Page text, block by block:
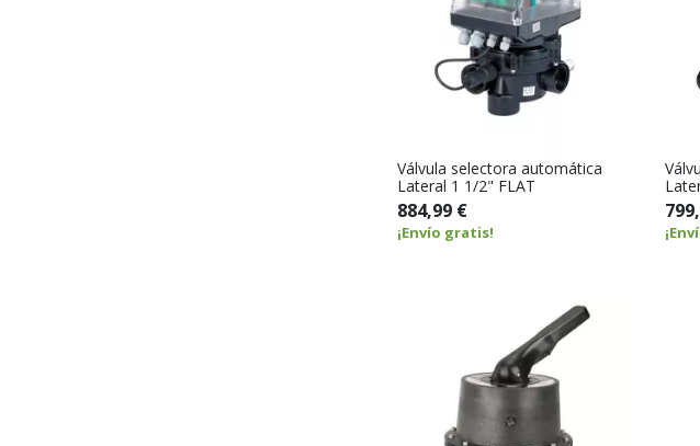
Válvula selectora automática
Lateral 1 1/2" FLAT
884,99 €
¡Envío gratis!